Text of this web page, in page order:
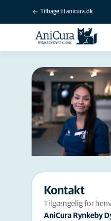
Tilbage til anicura.dk
Kontakt
Tilgængelig for
AniCura Rynkeby